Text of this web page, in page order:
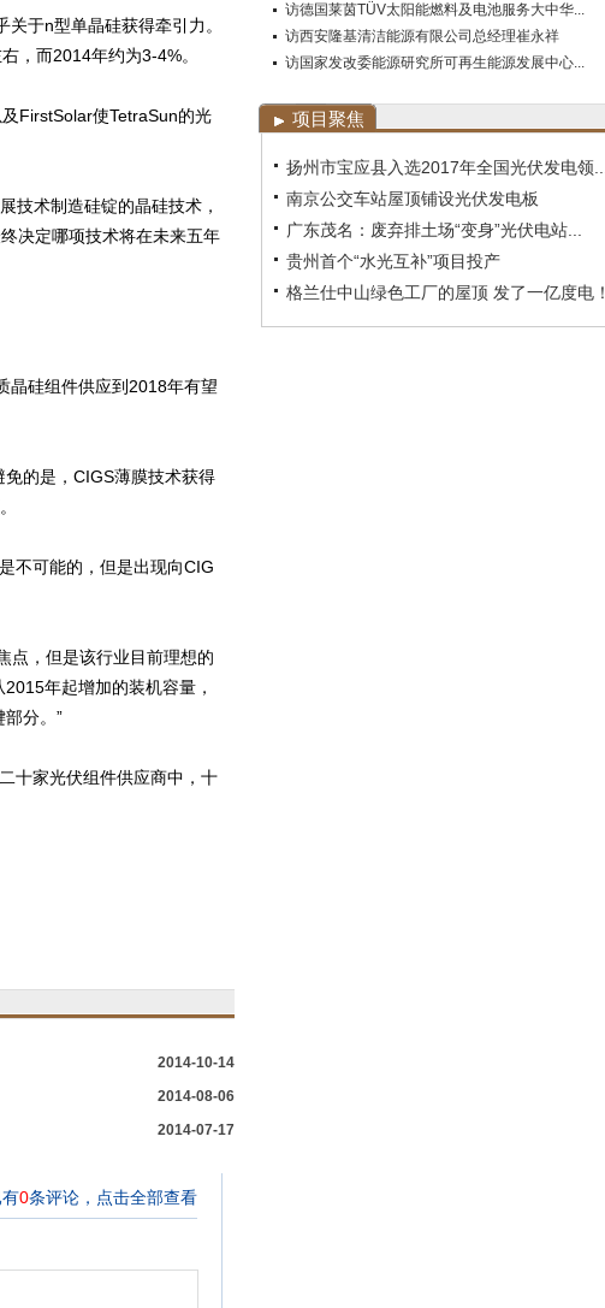
于n型单晶硅获得牵引力。
，而2014年约为3-4%。
FirstSolar使TetraSun的光
术制造硅锭的晶硅技术，
决定哪项技术将在未来五年
硅组件供应到2018年有望
的是，CIGS薄膜技术获得
可能的，但是出现向CIG
，但是该行业目前理想的
年起增加的装机容量，
分。”
十家光伏组件供应商中，十
2014-10-14
2014-08-06
2014-07-17
访德国莱茵TÜV太阳能燃料及电池服务大中华...
访西安隆基清洁能源有限公司总经理崔永祥
访国家发改委能源研究所可再生能源发展中心...
项目聚焦
扬州市宝应县入选2017年全国光伏发电领...
南京公交车站屋顶铺设光伏发电板
广东茂名：废弃排土场“变身”光伏电站...
贵州首个“水光互补”项目投产
格兰仕中山绿色工厂的屋顶 发了一亿度电！